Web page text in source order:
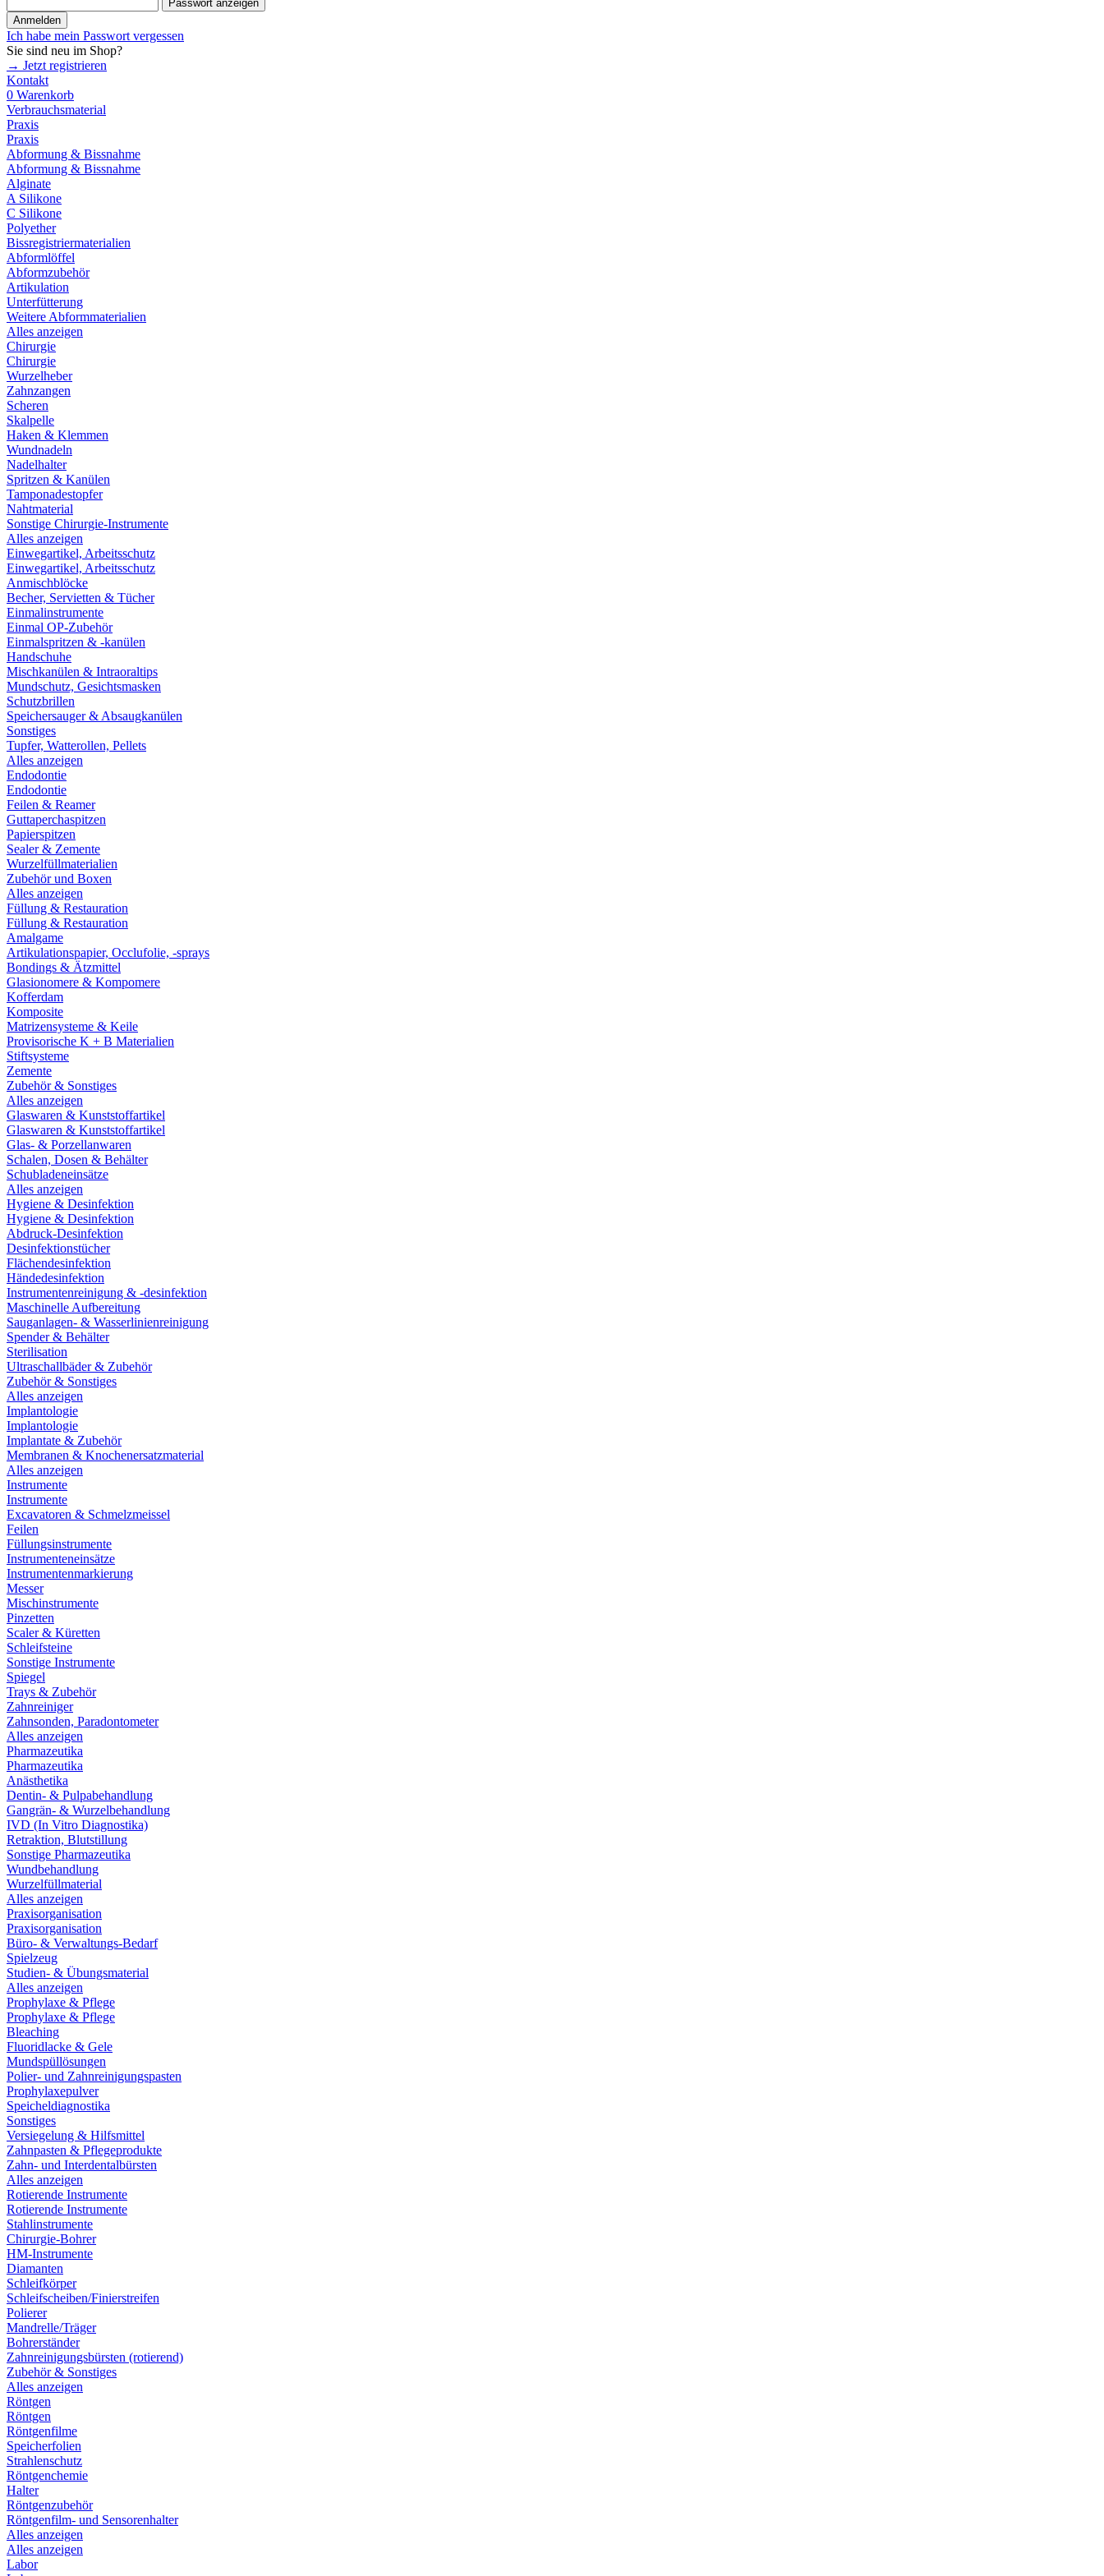
Passwort anzeigen
Anmelden
Ich habe mein Passwort vergessen
Sie sind neu im Shop?
→ Jetzt registrieren
Kontakt
0 Warenkorb
Verbrauchsmaterial
Praxis
Praxis
Abformung & Bissnahme
Abformung & Bissnahme
Alginate
A Silikone
C Silikone
Polyether
Bissregistriermaterialien
Abformlöffel
Abformzubehör
Artikulation
Unterfütterung
Weitere Abformmaterialien
Alles anzeigen
Chirurgie
Chirurgie
Wurzelheber
Zahnzangen
Scheren
Skalpelle
Haken & Klemmen
Wundnadeln
Nadelhalter
Spritzen & Kanülen
Tamponadestopfer
Nahtmaterial
Sonstige Chirurgie-Instrumente
Alles anzeigen
Einwegartikel, Arbeitsschutz
Einwegartikel, Arbeitsschutz
Anmischblöcke
Becher, Servietten & Tücher
Einmalinstrumente
Einmal OP-Zubehör
Einmalspritzen & -kanülen
Handschuhe
Mischkanülen & Intraoraltips
Mundschutz, Gesichtsmasken
Schutzbrillen
Speichersauger & Absaugkanülen
Sonstiges
Tupfer, Watterollen, Pellets
Alles anzeigen
Endodontie
Endodontie
Feilen & Reamer
Guttaperchaspitzen
Papierspitzen
Sealer & Zemente
Wurzelfüllmaterialien
Zubehör und Boxen
Alles anzeigen
Füllung & Restauration
Füllung & Restauration
Amalgame
Artikulationspapier, Occlufolie, -sprays
Bondings & Ätzmittel
Glasionomere & Kompomere
Kofferdam
Komposite
Matrizensysteme & Keile
Provisorische K + B Materialien
Stiftsysteme
Zemente
Zubehör & Sonstiges
Alles anzeigen
Glaswaren & Kunststoffartikel
Glaswaren & Kunststoffartikel
Glas- & Porzellanwaren
Schalen, Dosen & Behälter
Schubladeneinsätze
Alles anzeigen
Hygiene & Desinfektion
Hygiene & Desinfektion
Abdruck-Desinfektion
Desinfektionstücher
Flächendesinfektion
Händedesinfektion
Instrumentenreinigung & -desinfektion
Maschinelle Aufbereitung
Sauganlagen- & Wasserlinienreinigung
Spender & Behälter
Sterilisation
Ultraschallbäder & Zubehör
Zubehör & Sonstiges
Alles anzeigen
Implantologie
Implantologie
Implantate & Zubehör
Membranen & Knochenersatzmaterial
Alles anzeigen
Instrumente
Instrumente
Excavatoren & Schmelzmeissel
Feilen
Füllungsinstrumente
Instrumenteneinsätze
Instrumentenmarkierung
Messer
Mischinstrumente
Pinzetten
Scaler & Küretten
Schleifsteine
Sonstige Instrumente
Spiegel
Trays & Zubehör
Zahnreiniger
Zahnsonden, Paradontometer
Alles anzeigen
Pharmazeutika
Pharmazeutika
Anästhetika
Dentin- & Pulpabehandlung
Gangrän- & Wurzelbehandlung
IVD (In Vitro Diagnostika)
Retraktion, Blutstillung
Sonstige Pharmazeutika
Wundbehandlung
Wurzelfüllmaterial
Alles anzeigen
Praxisorganisation
Praxisorganisation
Büro- & Verwaltungs-Bedarf
Spielzeug
Studien- & Übungsmaterial
Alles anzeigen
Prophylaxe & Pflege
Prophylaxe & Pflege
Bleaching
Fluoridlacke & Gele
Mundspüllösungen
Polier- und Zahnreinigungspasten
Prophylaxepulver
Speicheldiagnostika
Sonstiges
Versiegelung & Hilfsmittel
Zahnpasten & Pflegeprodukte
Zahn- und Interdentalbürsten
Alles anzeigen
Rotierende Instrumente
Rotierende Instrumente
Stahlinstrumente
Chirurgie-Bohrer
HM-Instrumente
Diamanten
Schleifkörper
Schleifscheiben/Finierstreifen
Polierer
Mandrelle/Träger
Bohrerständer
Zahnreinigungsbürsten (rotierend)
Zubehör & Sonstiges
Alles anzeigen
Röntgen
Röntgen
Röntgenfilme
Speicherfolien
Strahlenschutz
Röntgenchemie
Halter
Röntgenzubehör
Röntgenfilm- und Sensorenhalter
Alles anzeigen
Alles anzeigen
Labor